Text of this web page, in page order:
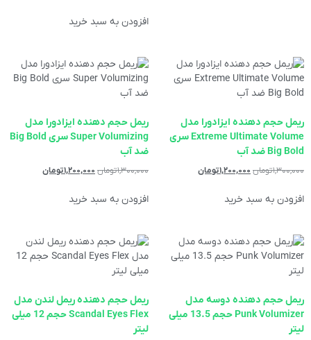
افزودن به سبد خرید
ریمل حجم دهنده ایزادورا مدل
Extreme Ultimate Volume سری
Big Bold ضد آب
۱,۳۰۰,۰۰۰تومان ۱,۲۰۰,۰۰۰تومان
افزودن به سبد خرید
ریمل حجم دهنده ایزادورا مدل
Super Volumizing سری Big Bold
ضد آب
۱,۳۰۰,۰۰۰تومان ۱,۲۰۰,۰۰۰تومان
افزودن به سبد خرید
ریمل حجم دهنده دوسه مدل
Punk Volumizer حجم 13.5 میلی
لیتر
ریمل حجم دهنده ریمل لندن مدل
Scandal Eyes Flex حجم 12 میلی
لیتر